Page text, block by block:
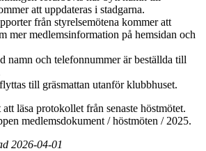
att uppdateras i stadgarna.
från styrelsemötena kommer att
mer medlemsinformation på hemsidan och
namn och telefonnummer är beställda till
till gräsmattan utanför klubbhuset.
läsa protokollet från senaste höstmötet.
medlemsdokument / höstmöten / 2025.
2026-04-01